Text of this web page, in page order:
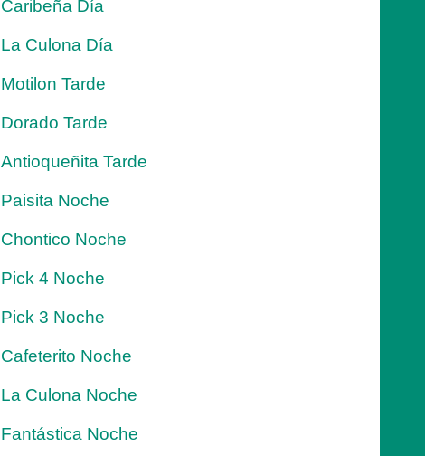
Caribeña Día
La Culona Día
Motilon Tarde
Dorado Tarde
Antioqueñita Tarde
Paisita Noche
Chontico Noche
Pick 4 Noche
Pick 3 Noche
Cafeterito Noche
La Culona Noche
Fantástica Noche